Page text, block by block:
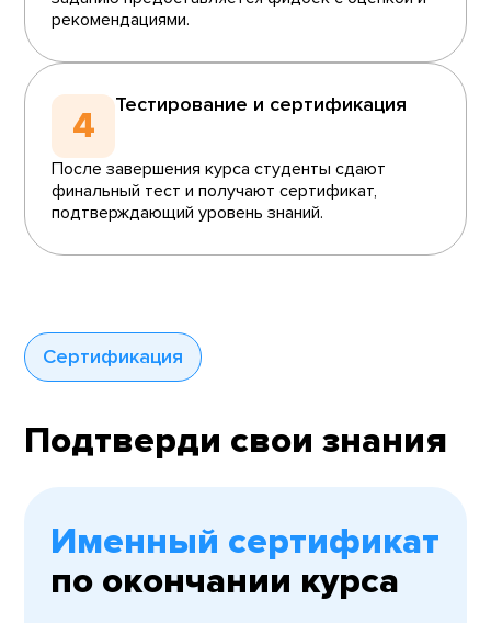
рекомендациями.
4 Тестирование и сертификация
После завершения курса студенты сдают
финальный тест и получают сертификат,
подтверждающий уровень знаний.
Сертификация
Подтверди свои знания
Именный сертификат
по окончании курса